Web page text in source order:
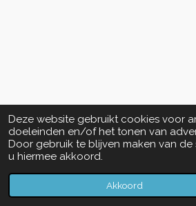
Deze website gebruikt cookies voor
doeleinden en/of het tonen van
Door gebruik te blijven maken van de
u hiermee akkoord.
Akkoord
© 2022 - 2026 De Vriendenkring Lian Yi
Powered by